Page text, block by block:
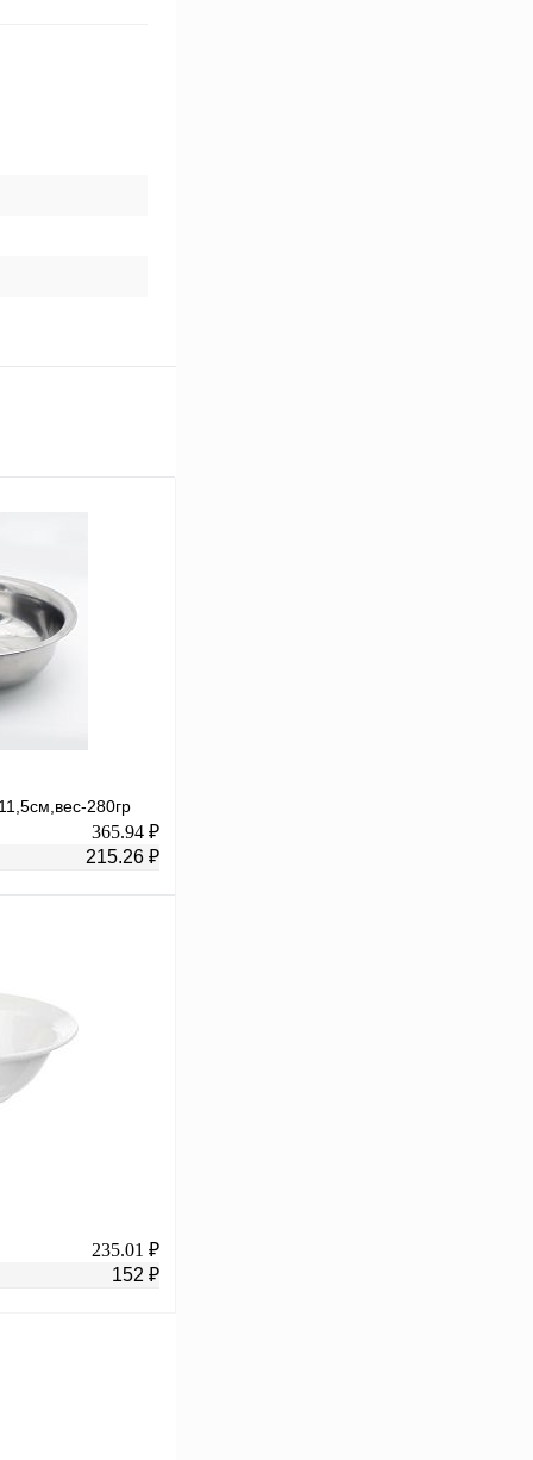
280гр
365.94 ₽
215.26 ₽
К сравнению
235.01 ₽
152 ₽